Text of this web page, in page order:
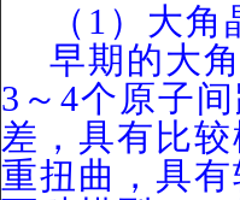
（1）大角
早期的大角
3～4个原子
差，具有比
重扭曲，具